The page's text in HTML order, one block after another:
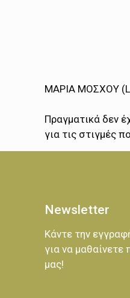
ΜΑΡΙΑ ΜΟΣΧΟΥ
Πραγματικά δεν
για τις στιγμές
Newsletter
Κάντε την
για να μαθαίνετε
μας!